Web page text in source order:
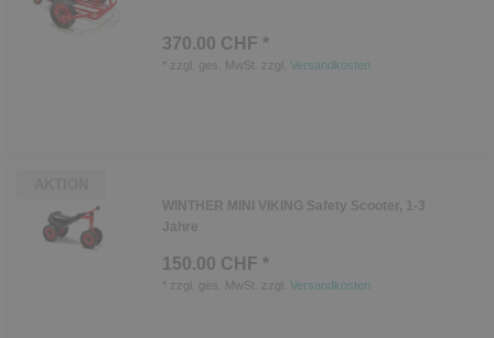
370.00 CHF *
zzgl. ges. MwSt. zzgl. Versandkosten
WINTHER MINI VIKING Safety Scooter, 1-3
Jahre
150.00 CHF *
zzgl. ges. MwSt. zzgl. Versandkosten